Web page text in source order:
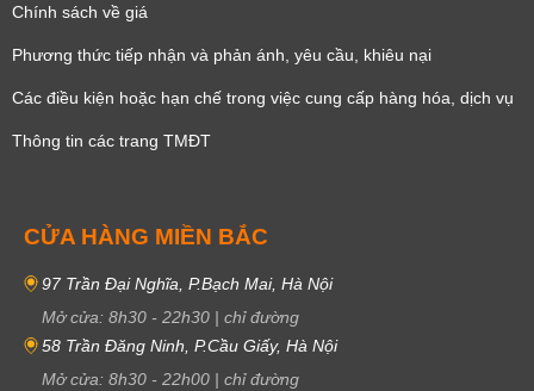
Chính sách về giá
Phương thức tiếp nhận và phản ánh, yêu cầu, khiêu nại
Các điều kiện hoặc hạn chế trong việc cung cấp hàng hóa, dịch vụ
Thông tin các trang TMĐT
CỬA HÀNG MIỀN BẮC
97 Trần Đại Nghĩa, P.Bạch Mai, Hà Nội
Mở cửa: 8h30 - 22h30 | chỉ đường
58 Trần Đăng Ninh, P.Cầu Giấy, Hà Nội
Mở cửa: 8h30 - 22h00 | chỉ đường